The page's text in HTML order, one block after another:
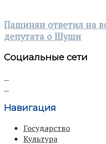
Пашинян ответил на
депутата о Шуши
Социальные сети
Навигация
Государство
Культура